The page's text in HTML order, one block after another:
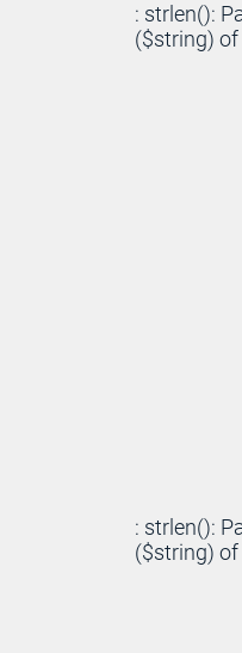
: strlen():
($string)
: strlen():
($string)